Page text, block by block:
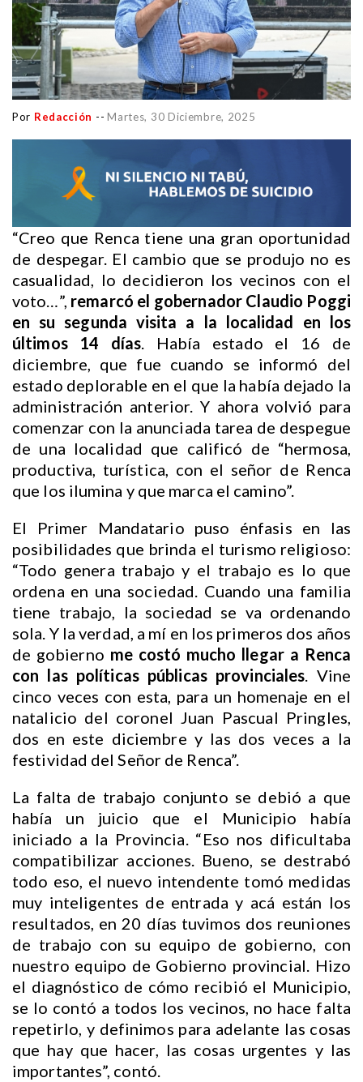
Por Redacción -- Martes, 30 Diciembre, 2025
“Creo que Renca tiene una gran oportunidad
de despegar. El cambio que se produjo no es
casualidad, lo decidieron los vecinos con el
voto…”, remarcó el gobernador Claudio Poggi
en su segunda visita a la localidad en los
últimos 14 días. Había estado el 16 de
diciembre, que fue cuando se informó del
estado deplorable en el que la había dejado la
administración anterior. Y ahora volvió para
comenzar con la anunciada tarea de despegue
de una localidad que calificó de “hermosa,
productiva, turística, con el señor de Renca
que los ilumina y que marca el camino”.
El Primer Mandatario puso énfasis en las
posibilidades que brinda el turismo religioso:
“Todo genera trabajo y el trabajo es lo que
ordena en una sociedad. Cuando una familia
tiene trabajo, la sociedad se va ordenando
sola. Y la verdad, a mí en los primeros dos años
de gobierno me costó mucho llegar a Renca
con las políticas públicas provinciales. Vine
cinco veces con esta, para un homenaje en el
natalicio del coronel Juan Pascual Pringles,
dos en este diciembre y las dos veces a la
festividad del Señor de Renca”.
La falta de trabajo conjunto se debió a que
había un juicio que el Municipio había
iniciado a la Provincia. “Eso nos dificultaba
compatibilizar acciones. Bueno, se destrabó
todo eso, el nuevo intendente tomó medidas
muy inteligentes de entrada y acá están los
resultados, en 20 días tuvimos dos reuniones
de trabajo con su equipo de gobierno, con
nuestro equipo de Gobierno provincial. Hizo
el diagnóstico de cómo recibió el Municipio,
se lo contó a todos los vecinos, no hace falta
repetirlo, y definimos para adelante las cosas
que hay que hacer, las cosas urgentes y las
importantes”, contó.